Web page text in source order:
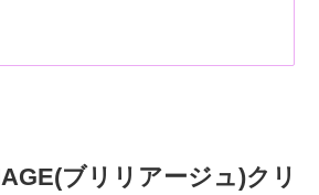
ブリリアージュ)クリ